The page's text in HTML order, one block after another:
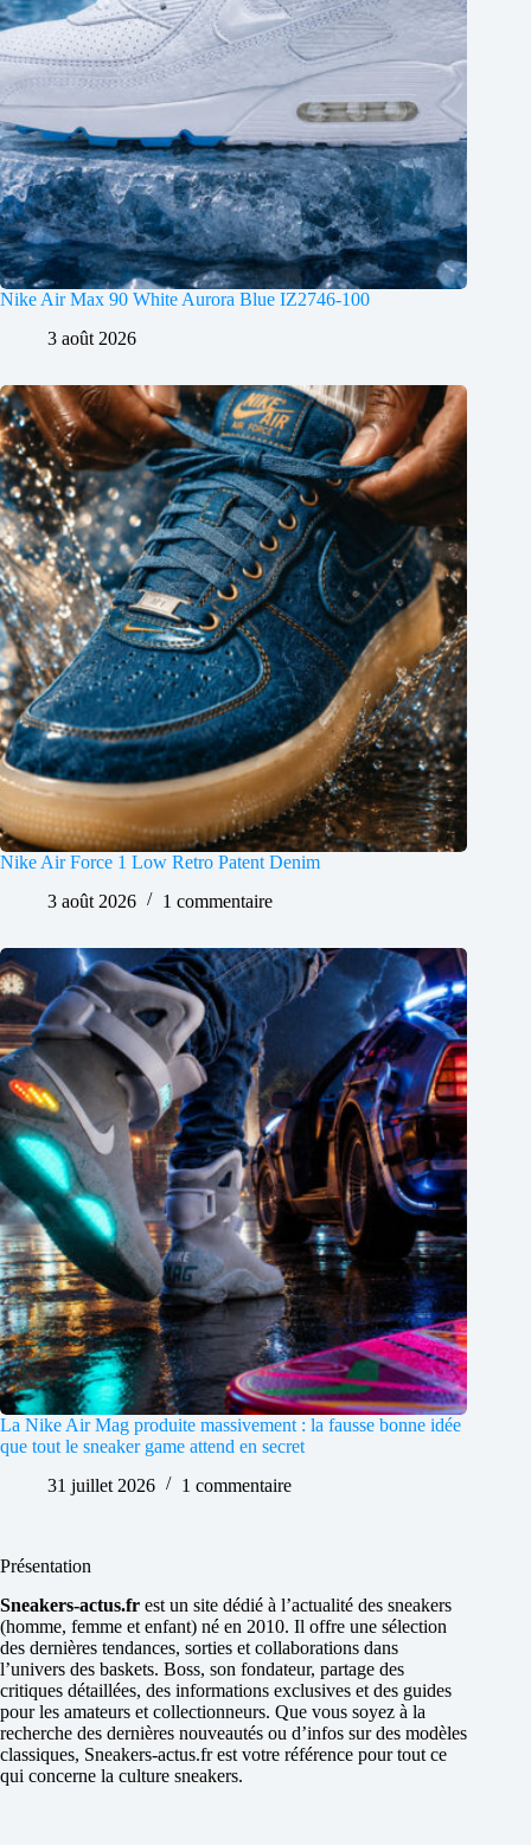
Nike Air Max 90 White Aurora Blue IZ2746-100
3 août 2026
Nike Air Force 1 Low Retro Patent Denim
3 août 2026
1 commentaire
La Nike Air Mag produite massivement : la fausse bonne idée
que tout le sneaker game attend en secret
31 juillet 2026
1 commentaire
Présentation
Sneakers-actus.fr est un site dédié à l’actualité des sneakers
(homme, femme et enfant) né en 2010. Il offre une sélection
des dernières tendances, sorties et collaborations dans
l’univers des baskets. Boss, son fondateur, partage des
critiques détaillées, des informations exclusives et des guides
pour les amateurs et collectionneurs. Que vous soyez à la
recherche des dernières nouveautés ou d’infos sur des modèles
classiques, Sneakers-actus.fr est votre référence pour tout ce
qui concerne la culture sneakers.